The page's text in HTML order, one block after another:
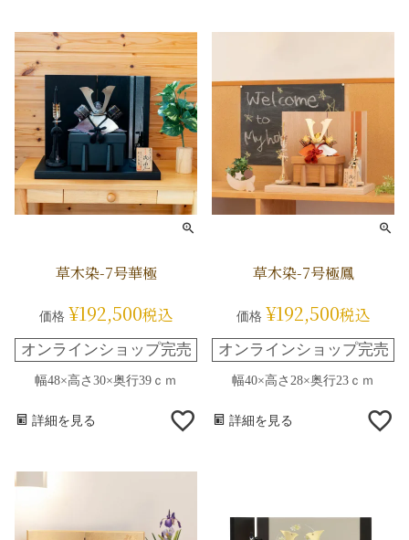
草木染-7号華極
価格 ¥192,500税込
オンラインショップ完売
幅48×高さ30×奥行39ｃｍ
詳細を見る
草木染-7号極鳳
価格 ¥192,500税込
オンラインショップ完売
幅40×高さ28×奥行23ｃｍ
詳細を見る